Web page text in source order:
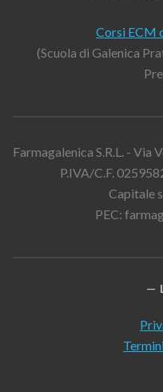
Corsi ECM
(Scuola di Galenica
Farmagalenica S.R.L. - Via
P.IVA/C.F.
Capitale
PEC: